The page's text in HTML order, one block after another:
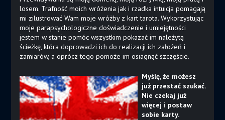
losem. Trafność moich wróżenia jak i rzadka intuicja pomagają
mi zilustrować Wam moje wróżby z kart tarota. Wykorzystując
moje parapsychologiczne doświadczenie i umiejętności
jestem w stanie pomóc wszystkim pokazać im należytą
ścieżkę, która doprowadzi ich do realizacji ich założeń i
zamiarów, a oprócz tego pomoże im osiagnąć szczęście.
Myślę, że możesz
już przestać szukać.
Nie czekaj już
więcej i postaw
sobie karty.